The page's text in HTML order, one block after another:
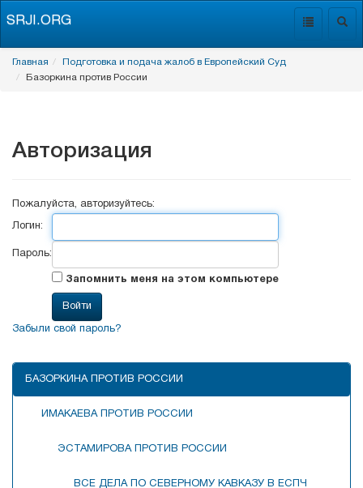
Toggle
SRJI.ORG
Главная
Подготовка и подача жалоб в Европейский Суд
Базоркина против России
Авторизация
Пожалуйста, авторизуйтесь:
Логин:
Пароль:
Запомнить меня на этом компьютере
Забыли свой пароль?
БАЗОРКИНА ПРОТИВ РОССИИ
ИМАКАЕВА ПРОТИВ РОССИИ
ЭСТАМИРОВА ПРОТИВ РОССИИ
ВСЕ ДЕЛА ПО СЕВЕРНОМУ КАВКАЗУ В ЕСПЧ